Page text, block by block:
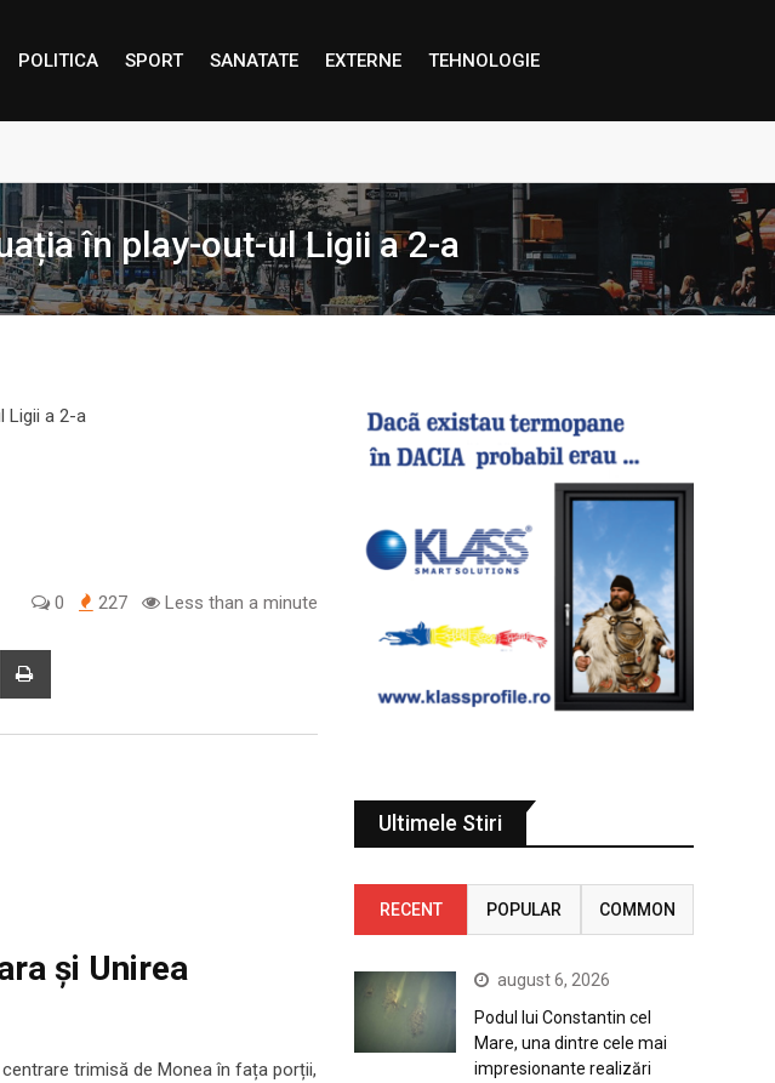
POLITICA SPORT SANATATE EXTERNE TEHNOLOGIE
Paradisul este mai aproape decât credem”
în play-out-ul Ligii a 2-a
0 227 Less than a minute
Share
și Unirea
trimisă de Monea în fața porții,
Ultimele Stiri
RECENT POPULAR COMMON
august 6, 2026
Podul lui Constantin cel
Mare, una dintre cele mai
impresionante realizări